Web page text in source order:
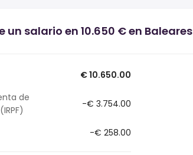
un salario en 10.650 € en Baleares
€ 10.650.00
de
-€ 3.754.00
-€ 258.00